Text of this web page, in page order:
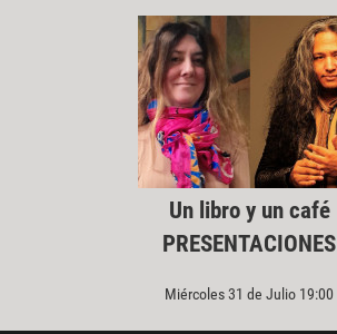
Un libro y un café
PRESENTACIONES
Miércoles 31 de Julio 19:00